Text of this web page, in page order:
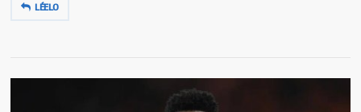
LÉELO